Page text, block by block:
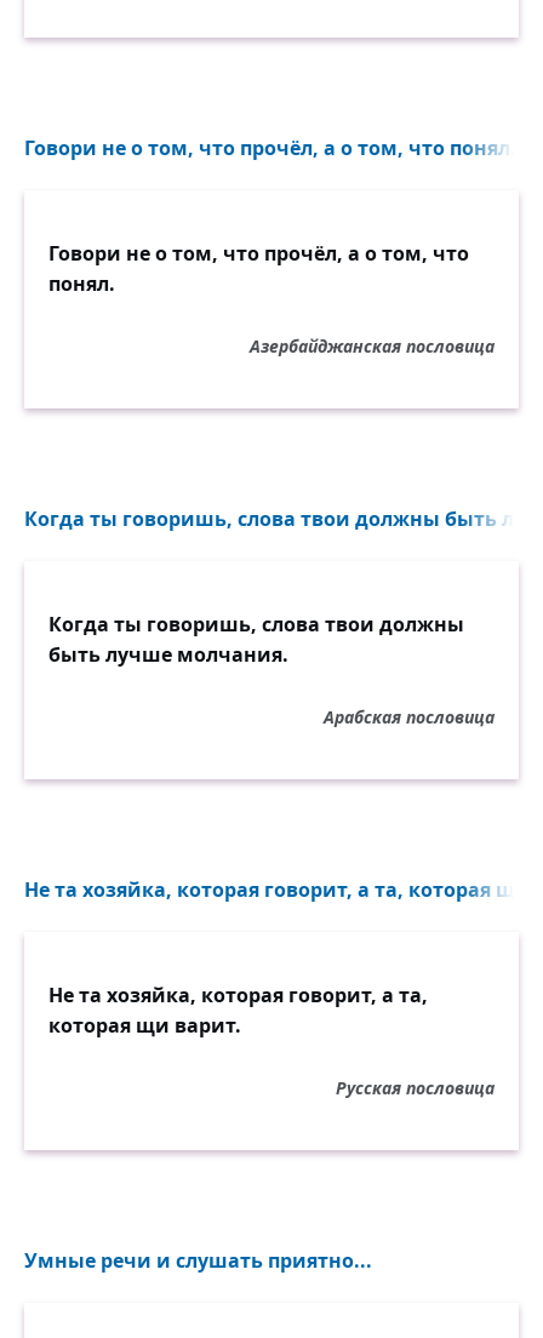
Говори не о том, что прочёл, а о том, что понял...
Говори не о том, что прочёл, а о том, что
понял.
Азербайджанская пословица
Когда ты говоришь, слова твои должны быть
Когда ты говоришь, слова твои должны
быть лучше молчания.
Арабская пословица
Не та хозяйка, которая говорит, а та, которая щи
Не та хозяйка, которая говорит, а та,
которая щи варит.
Русская пословица
Умные речи и слушать приятно...